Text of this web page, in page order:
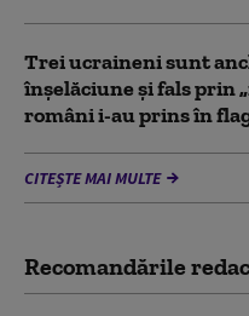
Trei ucraineni sunt
înşelăciune și fals prin
români i-au prins în
CITEȘTE MAI MULTE
Recomandările